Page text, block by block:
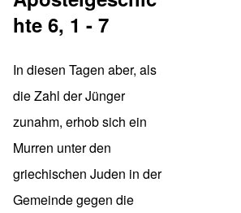
hte 6, 1 - 7
In diesen Tagen aber, als
die Zahl der Jünger
zunahm, erhob sich ein
Murren unter den
griechischen Juden in der
Gemeinde gegen die